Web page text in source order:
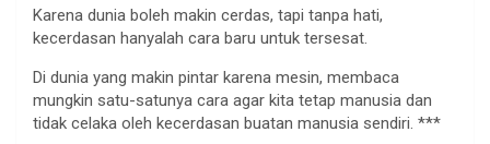
Karena dunia boleh makin cerdas, tapi tanpa hati,
kecerdasan hanyalah cara baru untuk tersesat.
Di dunia yang makin pintar karena mesin, membaca
mungkin satu-satunya cara agar kita tetap manusia dan
tidak celaka oleh kecerdasan buatan manusia sendiri. ***